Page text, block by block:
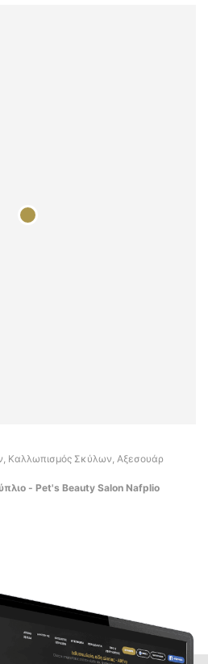
Καλλωπισμός Σκύλων, Αξεσουάρ
- Pet's Beauty Salon Nafplio